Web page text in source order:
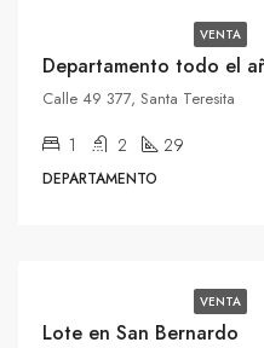
VENTA
Departamento todo el
Calle 49 377, Santa Teresita
1 2 29
DEPARTAMENTO
VENTA
Lote en San Bernardo